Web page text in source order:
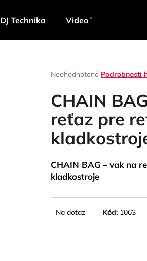
DJ Technika Video Technika
Priemerné
produktu
je
5
hviezdičiek.
Neohodnotené Podrobnosti
CHAIN
reťaz pre
CHAIN BAG – vak na
kladkostroje
Na dotaz Kód: 1063
POWERGRID DUO